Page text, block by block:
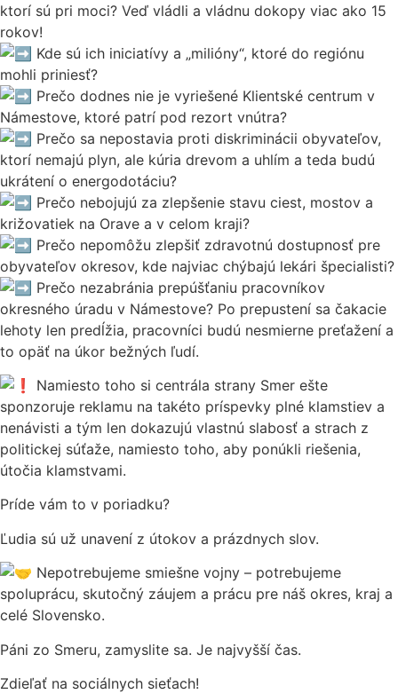
ktorí sú pri moci? Veď vládli a vládnu dokopy viac ako 15
rokov!
Kde sú ich iniciatívy a „milióny“, ktoré do regiónu
mohli priniesť?
Prečo dodnes nie je vyriešené Klientské centrum v
Námestove, ktoré patrí pod rezort vnútra?
Prečo sa nepostavia proti diskriminácii obyvateľov,
ktorí nemajú plyn, ale kúria drevom a uhlím a teda budú
ukrátení o energodotáciu?
Prečo nebojujú za zlepšenie stavu ciest, mostov a
križovatiek na Orave a v celom kraji?
Prečo nepomôžu zlepšiť zdravotnú dostupnosť pre
obyvateľov okresov, kde najviac chýbajú lekári špecialisti?
Prečo nezabránia prepúšťaniu pracovníkov
okresného úradu v Námestove? Po prepustení sa čakacie
lehoty len predĺžia, pracovníci budú nesmierne preťažení a
to opäť na úkor bežných ľudí.
Namiesto toho si centrála strany Smer ešte
sponzoruje reklamu na takéto príspevky plné klamstiev a
nenávisti a tým len dokazujú vlastnú slabosť a strach z
politickej súťaže, namiesto toho, aby ponúkli riešenia,
útočia klamstvami.
Príde vám to v poriadku?
Ľudia sú už unavení z útokov a prázdnych slov.
Nepotrebujeme smiešne vojny – potrebujeme
spoluprácu, skutočný záujem a prácu pre náš okres, kraj a
celé Slovensko.
Páni zo Smeru, zamyslite sa. Je najvyšší čas.
Zdieľať na sociálnych sieťach!